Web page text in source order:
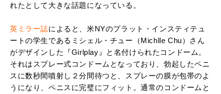
れたとして大きな話題になっている。
英ミラー誌によると、米NYのプラット・インスティテュ
ートの学生であるミシェル・チュー（Michlle Chu）さん
がデザインした『Girlplay』と名付けられたコンドーム。
それはスプレー式コンドームとなっており、勃起したペニ
スに数秒間噴射し２分間待つと、スプレーの膜が包帯のよ
うになり、ペニスに完璧にフィット。通常のコンドームと